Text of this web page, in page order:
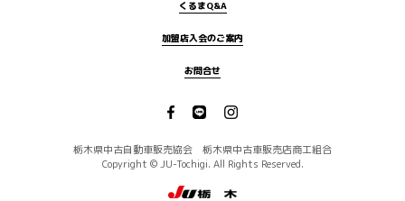
くるまQ&A
加盟店入会のご案内
お問合せ
栃木県中古自動車販売協会 栃木県中古車販売店商工組合
Copyright © JU-Tochigi. All Rights Reserved.